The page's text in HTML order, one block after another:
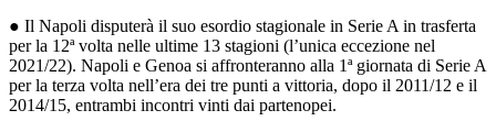
● Il Napoli disputerà il suo esordio stagionale in Serie A in trasferta
per la 12ª volta nelle ultime 13 stagioni (l’unica eccezione nel
2021/22). Napoli e Genoa si affronteranno alla 1ª giornata di Serie A
per la terza volta nell’era dei tre punti a vittoria, dopo il 2011/12 e il
2014/15, entrambi incontri vinti dai partenopei.